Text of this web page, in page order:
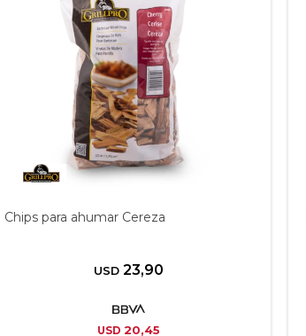
Chips para ahumar Cereza
USD 23,90
USD 20,45